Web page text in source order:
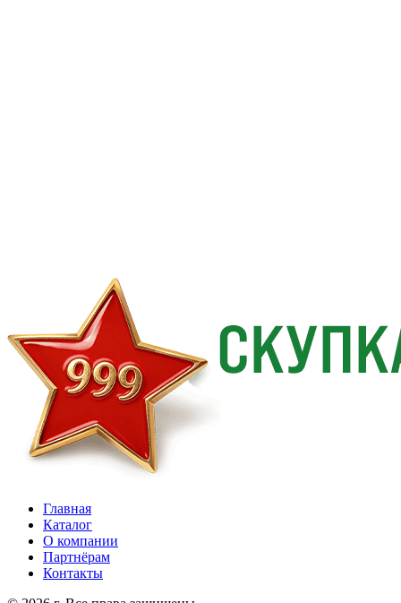
Главная
Каталог
О компании
Партнёрам
Контакты